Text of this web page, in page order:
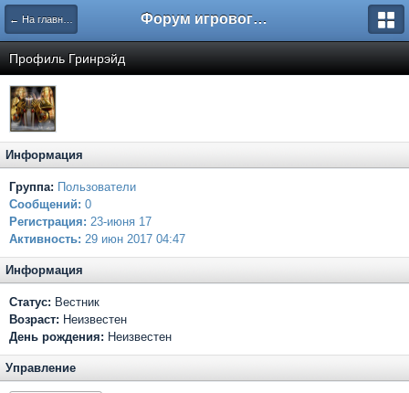
← На главную Форум игрового проекта Riverrise
Профиль Гринрэйд
Информация
Группа: Пользователи
Сообщений: 0
Регистрация: 23-июня 17
Активность: 29 июн 2017 04:47
Информация
Статус: Вестник
Возраст: Неизвестен
День рождения: Неизвестен
Управление